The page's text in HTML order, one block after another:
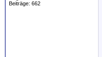
Beiträge: 662